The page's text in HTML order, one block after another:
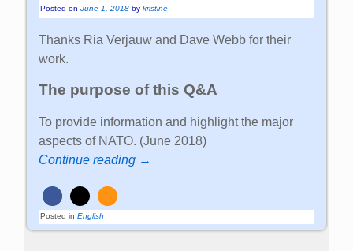
Posted onJune 1, 2018 bykristine
Thanks Ria Verjauw and Dave Webb for their
work.
The purpose of this Q&A
To provide information and highlight the major
aspects of NATO. (June 2018)
Continue reading →
Posted in English